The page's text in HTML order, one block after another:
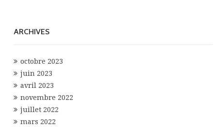
ARCHIVES
octobre 2023
juin 2023
avril 2023
novembre 2022
juillet 2022
mars 2022